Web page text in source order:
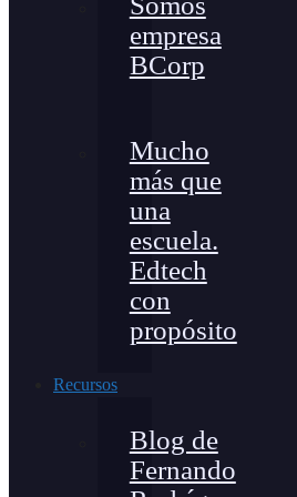
empresa
BCorp
Mucho
más que
una
escuela.
Edtech
con
propósito
Recursos
Blog de
Fernando